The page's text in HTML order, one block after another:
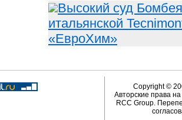
Высокий суд
итальянской
«ЕвроХим»
Copyright ©
Авторские права
RCC Group.